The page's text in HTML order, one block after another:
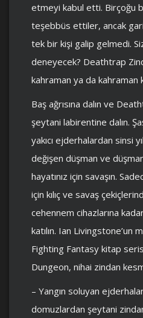
etmeyi kabul etti. Birçoğu
teşebbüs ettiler, ancak
tek bir kişi galip gelmedi.
deneyecek? Deathtrap
kahraman ya da kahraman
Baş ağrısına dalın ve
şeytani labirentine dalın.
yakıcı ejderhalardan sinsi
değişen düşman ve
hayatınız için savaşın.
için kılıç ve savaş
cehennem cihazlarına
katılın. Ian Livingstone’un
Fighting Fantasy kitap
Dungeon, nihai zindan
– Yangın soluyan
domuzlardan şeytani